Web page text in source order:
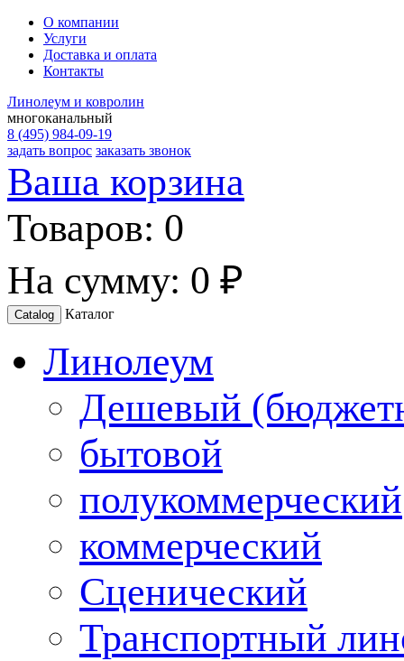
О компании
Услуги
Доставка и оплата
Контакты
Линолеум и ковролин
многоканальный
8 (495) 984-09-19
задать вопрос заказать звонок
Ваша корзина
Товаров: 0
На сумму: 0 ₽
Catalog Каталог
Линолеум
Дешевый
бытовой
полукоммерческий
коммерческий
Сценический
Транспортный